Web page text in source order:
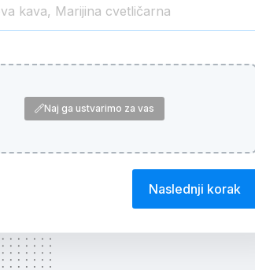
Naj ga ustvarimo za vas
Naslednji korak